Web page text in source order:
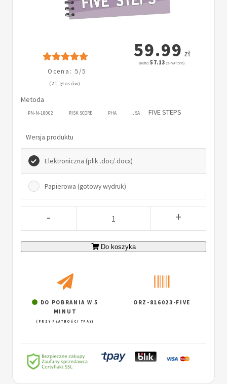
Ocena: 5/5
(21 głosów)
59.99 zł
(netto:57.13 zł + VAT: 5%)
Metoda
PN-N-18002 RISK SCORE PHA JSA FIVE STEPS
Wersja produktu
Elektroniczna (plik .doc/.docx)
Papierowa (gotowy wydruk)
- +
Do koszyka
DO POBRANIA W 5
MINUT
(PRZY PŁATNOŚCI TPAY)
ORZ-816023-FIVE